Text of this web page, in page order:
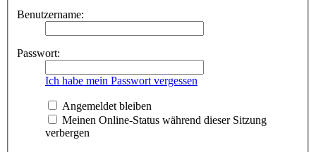
Benutzername:
Passwort:
Ich habe mein Passwort vergessen
Angemeldet bleiben
Meinen Online-Status während dieser Sitzung
verbergen